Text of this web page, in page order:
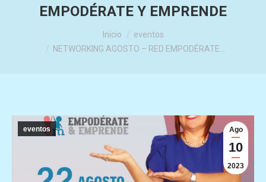
EMPODÉRATE Y EMPRENDE
Inicio
eventos
NETWORKING AGOSTO – RED EMPODÉRATE…
Ago
10
2023
eventos